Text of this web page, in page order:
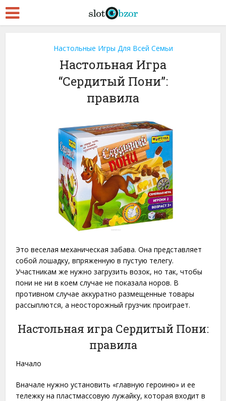
Настольные Игры Для Всей Семьи
Настольная Игра
“Сердитый Пони”:
правила
Это веселая механическая забава. Она представляет
собой лошадку, впряженную в пустую телегу.
Участникам же нужно загрузить возок, но так, чтобы
пони не ни в коем случае не показала норов. В
противном случае аккуратно размещенные товары
рассыплются, а неосторожный грузчик проиграет.
Настольная игра Сердитый Пони:
правила
Начало
Вначале нужно установить «главную героиню» и ее
тележку на пластмассовую лужайку, которая входит в